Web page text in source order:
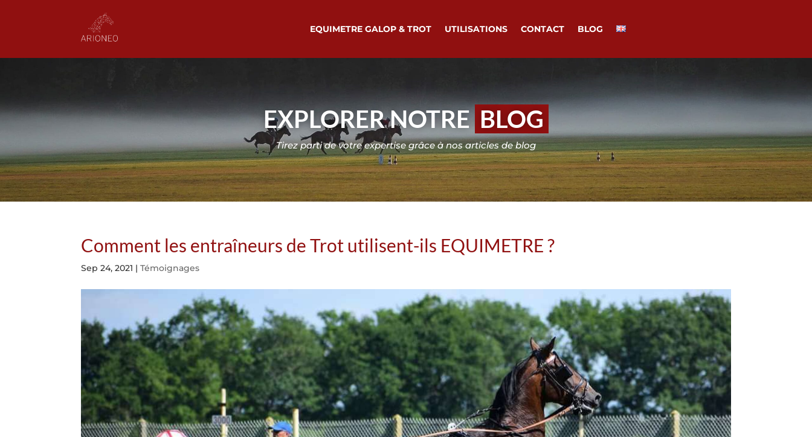
EQUIMETRE GALOP & TROT UTILISATIONS CONTACT BLOG
EXPLORER NOTRE BLOG
Tirez parti de votre expertise grâce à nos articles de blog
Comment les entraîneurs de Trot utilisent-ils EQUIMETRE ?
Sep 24, 2021 |Témoignages